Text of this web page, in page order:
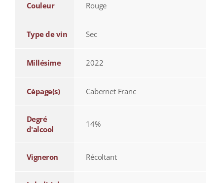
Couleur Rouge
Type de vin Sec
Millésime 2022
Cépage(s) Cabernet Franc
Degré
d'alcool
14%
Vigneron Récoltant